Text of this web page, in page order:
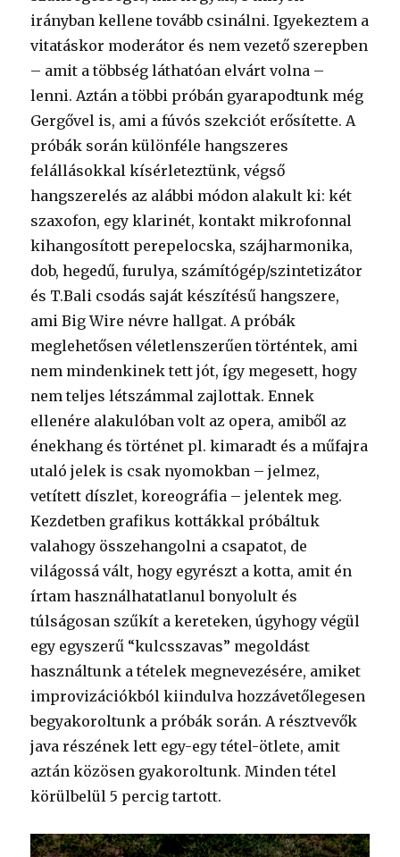
irányban kellene tovább csinálni. Igyekeztem a
vitatáskor moderátor és nem vezető szerepben
– amit a többség láthatóan elvárt volna –
lenni. Aztán a többi próbán gyarapodtunk még
Gergővel is, ami a fúvós szekciót erősítette. A
próbák során különféle hangszeres
felállásokkal kísérleteztünk, végső
hangszerelés az alábbi módon alakult ki: két
szaxofon, egy klarinét, kontakt mikrofonnal
kihangosított perepelocska, szájharmonika,
dob, hegedű, furulya, számítógép/szintetizátor
és T.Bali csodás saját készítésű hangszere,
ami Big Wire névre hallgat. A próbák
meglehetősen véletlenszerűen történtek, ami
nem mindenkinek tett jót, így megesett, hogy
nem teljes létszámmal zajlottak. Ennek
ellenére alakulóban volt az opera, amiből az
énekhang és történet pl. kimaradt és a műfajra
utaló jelek is csak nyomokban – jelmez,
vetített díszlet, koreográfia – jelentek meg.
Kezdetben grafikus kottákkal próbáltuk
valahogy összehangolni a csapatot, de
világossá vált, hogy egyrészt a kotta, amit én
írtam használhatatlanul bonyolult és
túlságosan szűkít a kereteken, úgyhogy végül
egy egyszerű “kulcsszavas” megoldást
használtunk a tételek megnevezésére, amiket
improvizációkból kiindulva hozzávetőlegesen
begyakoroltunk a próbák során. A résztvevők
java részének lett egy-egy tétel-ötlete, amit
aztán közösen gyakoroltunk. Minden tétel
körülbelül 5 percig tartott.